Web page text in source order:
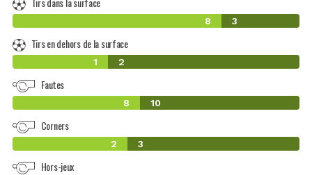
8 3
Tirs en dehors de la surface
1 2
Fautes
8 10
Corners
2 3
Hors-jeux